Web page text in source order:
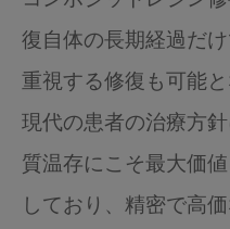
復自体の長期経過だ
重視する修復も可能と
現代の患者の治療方
質温存にこそ最大価
しており、精密で高